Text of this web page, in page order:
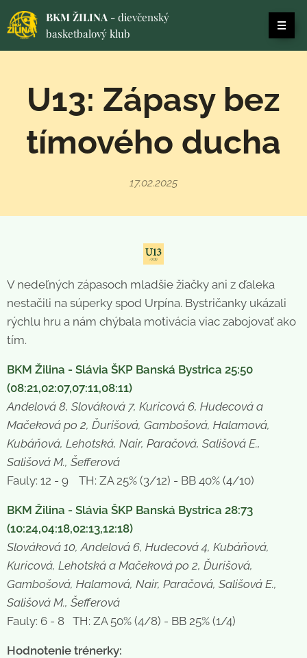
BKM ŽILINA - dievčenský
basketbalový klub
U13: Zápasy bez
tímového ducha
17.02.2025
V nedeľných zápasoch mladšie žiačky ani z ďaleka
nestačili na súperky spod Urpína. Bystričanky ukázali
rýchlu hru a nám chýbala motivácia viac zabojovať ako
tím.
BKM Žilina - Slávia ŠKP Banská Bystrica 25:50
(08:21,02:07,07:11,08:11)
Andelová 8, Slováková 7, Kuricová 6, Hudecová a
Mačeková po 2, Ďurišová, Gambošová, Halamová,
Kubáňová, Lehotská, Nair, Paračová, Sališová E.,
Sališová M., Šefferová
Fauly: 12 - 9 TH: ZA 25% (3/12) - BB 40% (4/10)
BKM Žilina - Slávia ŠKP Banská Bystrica 28:73
(10:24,04:18,02:13,12:18)
Slováková 10, Andelová 6, Hudecová 4, Kubáňová,
Kuricová, Lehotská a Mačeková po 2, Ďurišová,
Gambošová, Halamová, Nair, Paračová, Sališová E.,
Sališová M., Šefferová
Fauly: 6 - 8 TH: ZA 50% (4/8) - BB 25% (1/4)
Hodnotenie trénerky: